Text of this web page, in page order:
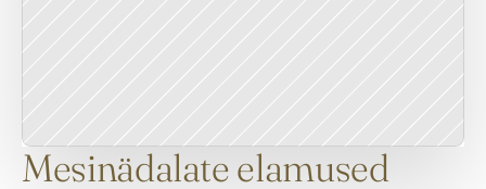
Mesinädalate elamused